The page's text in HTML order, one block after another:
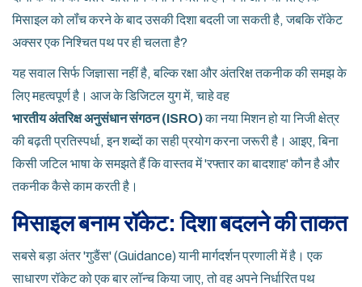
मिसाइल को लॉंच करने के बाद उसकी दिशा बदली जा सकती है, जबकि रॉकेट
अक्सर एक निश्चित पथ पर ही चलता है?
यह सवाल सिर्फ जिज्ञासा नहीं है, बल्कि रक्षा और अंतरिक्ष तकनीक की समझ के
लिए महत्वपूर्ण है। आज के डिजिटल युग में, चाहे वह
भारतीय अंतरिक्ष अनुसंधान संगठन (ISRO)का नया मिशन हो या निजी क्षेत्र
की बढ़ती प्रतिस्पर्धा, इन शब्दों का सही प्रयोग करना जरूरी है। आइए, बिना
किसी जटिल भाषा के समझते हैं कि वास्तव में 'रफ्तार का बादशाह' कौन है और
तकनीक कैसे काम करती है।
मिसाइल बनाम रॉकेट: दिशा बदलने की ताकत
सबसे बड़ा अंतर 'गुडैंस' (Guidance) यानी मार्गदर्शन प्रणाली में है। एक
साधारण रॉकेट को एक बार लॉन्च किया जाए, तो वह अपने निर्धारित पथ